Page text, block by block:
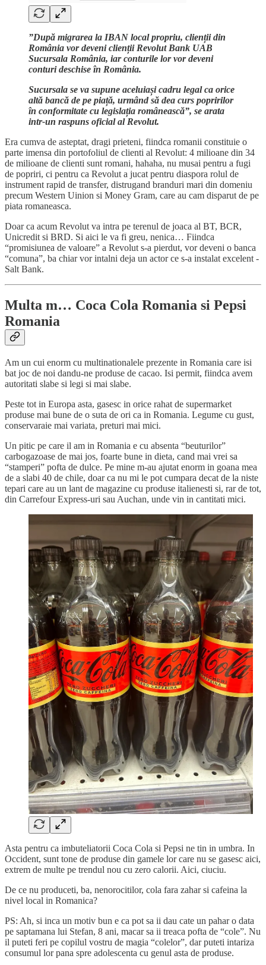
”După migrarea la IBAN local propriu, clienții din
România vor deveni clienții Revolut Bank UAB
Sucursala România, iar conturile lor vor deveni
conturi deschise în România.
Sucursala se va supune aceluiași cadru legal ca orice
altă bancă de pe piață, urmând să dea curs popririlor
în conformitate cu legislația românească”, se arata
intr-un raspuns oficial al Revolut.
Era cumva de asteptat, dragi prieteni, fiindca romanii constituie o
parte imensa din portofoliul de clienti al Revolut: 4 milioane din 34
de milioane de clienti sunt romani, hahaha, nu musai pentru a fugi
de popriri, ci pentru ca Revolut a jucat pentru diaspora rolul de
instrument rapid de transfer, distrugand branduri mari din domeniu
precum Western Uinion si Money Gram, care au cam disparut de pe
piata romaneasca.
Doar ca acum Revolut va intra pe terenul de joaca al BT, BCR,
Unicredit si BRD. Si aici le va fi greu, nenica… Fiindca
“promisiunea de valoare” a Revolut s-a pierdut, vor deveni o banca
“comuna”, ba chiar vor intalni deja un actor ce s-a instalat excelent -
Salt Bank.
Multa m… Coca Cola Romania si Pepsi
Romania
Am un cui enorm cu multinationalele prezente in Romania care isi
bat joc de noi dandu-ne produse de cacao. Isi permit, fiindca avem
autoritati slabe si legi si mai slabe.
Peste tot in Europa asta, gasesc in orice rahat de supermarket
produse mai bune de o suta de ori ca in Romania. Legume cu gust,
conservaraie mai variata, preturi mai mici.
Un pitic pe care il am in Romania e cu absenta “beuturilor”
carbogazoase de mai jos, foarte bune in dieta, cand mai vrei sa
“stamperi” pofta de dulce. Pe mine m-au ajutat enorm in goana mea
de a slabi 40 de chile, doar ca nu mi le pot cumpara decat de la niste
tepari care au un lant de magazine cu produse italienesti si, rar de tot,
din Carrefour Express-uri sau Auchan, unde vin in cantitati mici.
Asta pentru ca imbuteliatorii Coca Cola si Pepsi ne tin in umbra. In
Occident, sunt tone de produse din gamele lor care nu se gasesc aici,
extrem de multe pe trendul nou cu zero calorii. Aici, ciuciu.
De ce nu produceti, ba, nenorocitilor, cola fara zahar si cafeina la
nivel local in Romanica?
PS: Ah, si inca un motiv bun e ca pot sa ii dau cate un pahar o data
pe saptamana lui Stefan, 8 ani, macar sa ii treaca pofta de “cole”. Nu
il puteti feri pe copilul vostru de magia “colelor”, dar puteti intariza
consumul lor pana spre adolescenta cu genul asta de produse.